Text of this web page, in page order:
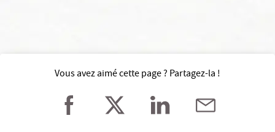
Vous avez aimé cette page ? Partagez-la !